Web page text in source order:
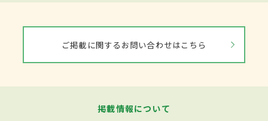
ご掲載に関するお問い合わせはこちら
掲載情報について